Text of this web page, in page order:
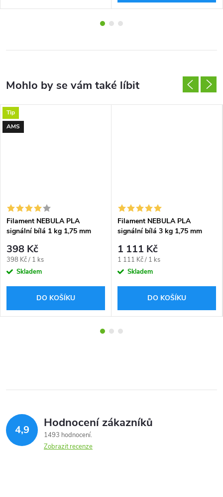
Tip
AMS
Filament NEBULA PLA
signální bílá 1 kg 1,75 mm
398 Kč
Měrná
cena:
398 Kč / 1 ks
Skladem
DO KOŠÍKU
Filament NEBULA PLA
signální bílá 3 kg 1,75 mm
1 111 Kč
Měrná
cena:
1 111 Kč / 1 ks
Skladem
DO KOŠÍKU
4,9 Hodnocení zákazníků
1493 hodnocení
Zobrazit recenze